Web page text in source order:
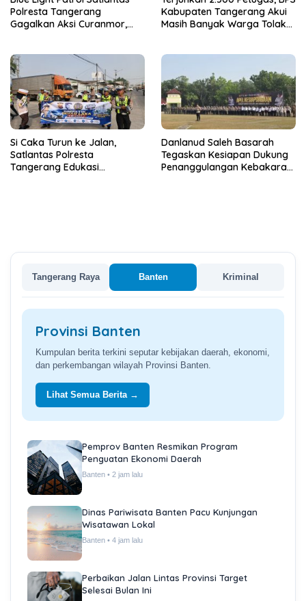
Polresta Tangerang
Gagalkan Aksi Curanmor,
Kabupaten Tangerang Akui
Masih Banyak Warga Tolak
Si Caka Turun ke Jalan,
Satlantas Polresta
Tangerang Edukasi
Danlanud Saleh Basarah
Tegaskan Kesiapan Dukung
Penanggulangan Kebakaran
Tangerang Raya Banten Kriminal
Provinsi Banten
Kumpulan berita terkini seputar kebijakan daerah, ekonomi,
dan perkembangan wilayah Provinsi Banten.
Lihat Semua Berita →
Pemprov Banten Resmikan Program
Penguatan Ekonomi Daerah
Banten • 2 jam lalu
Dinas Pariwisata Banten Pacu Kunjungan
Wisatawan Lokal
Banten • 4 jam lalu
Perbaikan Jalan Lintas Provinsi Target
Selesai Bulan Ini